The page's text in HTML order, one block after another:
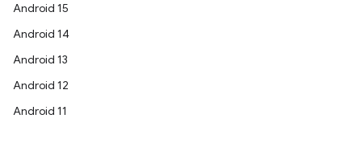
Android 15
Android 14
Android 13
Android 12
Android 11